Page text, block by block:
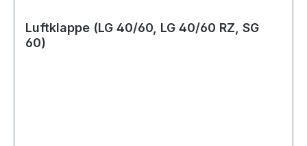
Luftklappe (LG 40/60, LG 40/60 RZ, SG
60)